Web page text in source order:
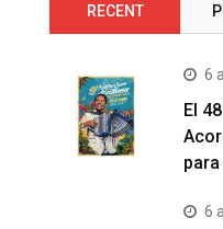
RECENT
6
El
6